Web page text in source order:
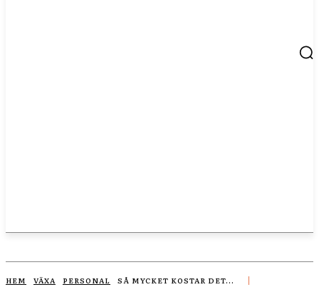
HEM VÄXA PERSONAL SÅ MYCKET KOSTAR DET...